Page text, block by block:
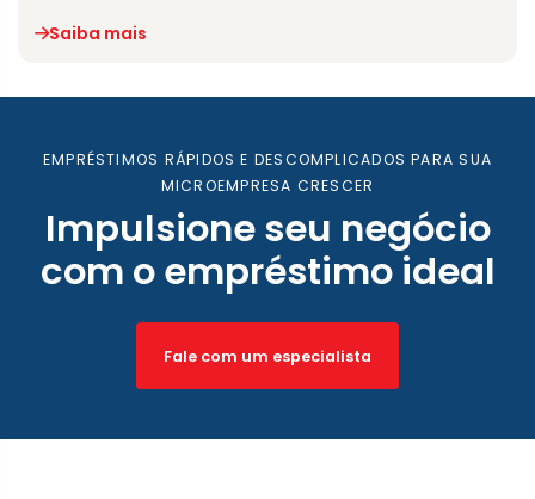
Saiba mais
EMPRÉSTIMOS RÁPIDOS E DESCOMPLICADOS PARA SUA
MICROEMPRESA CRESCER
Impulsione seu negócio
com o empréstimo ideal
Fale com um especialista